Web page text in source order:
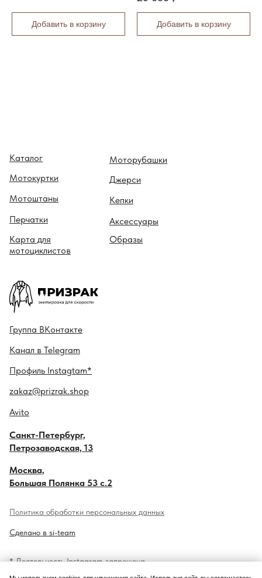
Добавить в корзину Добавить в корзину
Политика обработки персональных данных
Сделано в si-team
Каталог
Мотокуртки
Мотоштаны
Перчатки
Карта для
мотоциклистов
Моторубашки
Образы
Джерси
Кепки
Аксессуары
Канал в Telegram
* Деятельность Instagram запрещена
Профиль Instagtam*
Гру ппа ВКонтакте
zakaz@prizrak.shop
Москва,
Большая Полянка 53 с.2
Санкт-Петербург,
Петрозаводская, 13
Avito